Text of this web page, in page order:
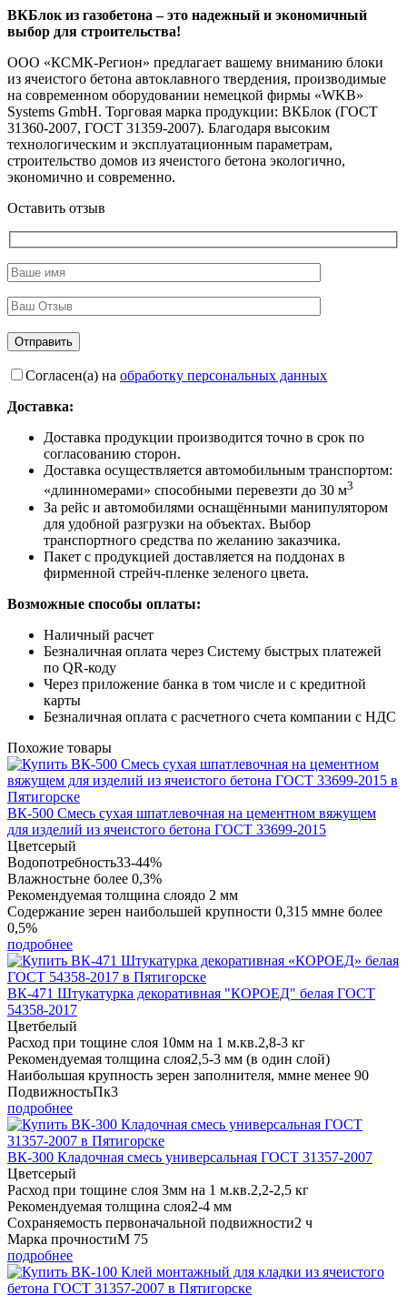
ВКБлок из газобетона – это надежный и экономичный
выбор для строительства!
ООО «КСМК-Регион» предлагает вашему вниманию блоки
из ячеистого бетона автоклавного твердения, производимые
на современном оборудовании немецкой фирмы «WKВ»
Systems GmbH. Торговая марка продукции: ВКБлок (ГОСТ
31360-2007, ГОСТ 31359-2007). Благодаря высоким
технологическим и эксплуатационным параметрам,
строительство домов из ячеистого бетона экологично,
экономично и современно.
Оставить отзыв
Согласен(а) на обработку персональных данных
Доставка:
Доставка продукции производится точно в срок по
согласованию сторон.
Доставка осуществляется автомобильным транспортом:
«длинномерами» способными перевезти до 30 м3
За рейс и автомобилями оснащёнными манипулятором
для удобной разгрузки на объектах. Выбор
транспортного средства по желанию заказчика.
Пакет с продукцией доставляется на поддонах в
фирменной стрейч-пленке зеленого цвета.
Возможные способы оплаты:
Наличный расчет
Безналичная оплата через Систему быстрых платежей
по QR-коду
Через приложение банка в том числе и с кредитной
карты
Безналичная оплата с расчетного счета компании с НДС
Похожие товары
ВК-500 Смесь сухая шпатлевочная на цементном вяжущем
для изделий из ячеистого бетона ГОСТ 33699-2015
Цветсерый
Водопотребность33-44%
Влажностьне более 0,3%
Рекомендуемая толщина слоядо 2 мм
Содержание зерен наибольшей крупности 0,315 ммне более
0,5%
подробнее
ВК-471 Штукатурка декоративная "КОРОЕД" белая ГОСТ
54358-2017
Цветбелый
Расход при тощине слоя 10мм на 1 м.кв.2,8-3 кг
Рекомендуемая толщина слоя2,5-3 мм (в один слой)
Наибольшая крупность зерен заполнителя, ммне менее 90
ПодвижностьПк3
подробнее
ВК-300 Кладочная смесь универсальная ГОСТ 31357-2007
Цветсерый
Расход при тощине слоя 3мм на 1 м.кв.2,2-2,5 кг
Рекомендуемая толщина слоя2-4 мм
Сохраняемость первоначальной подвижности2 ч
Марка прочностиМ 75
подробнее